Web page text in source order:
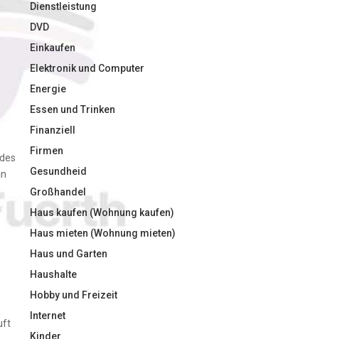
Dienstleistung
DVD
Einkaufen
Elektronik und Computer
Energie
Essen und Trinken
Finanziell
Firmen
Gesundheid
Großhandel
Haus kaufen (Wohnung kaufen)
Haus mieten (Wohnung mieten)
Haus und Garten
Haushalte
Hobby und Freizeit
Internet
Kinder